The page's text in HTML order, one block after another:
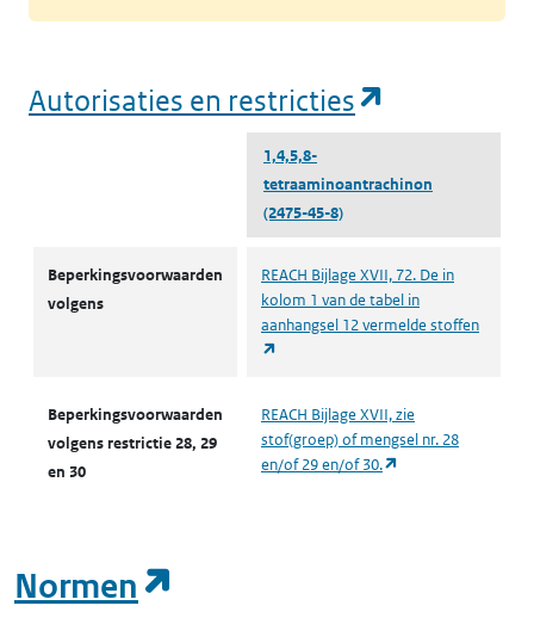
Autorisaties en restricties
1,4,5,8-
tetraaminoantrachinon
(2475-45-8)
Beperkingsvoorwaarden
volgens
REACH Bijlage XVII, 72. De in
kolom 1 van de tabel in
aanhangsel 12 vermelde stoffen
Beperkingsvoorwaarden
volgens restrictie 28, 29
en 30
REACH Bijlage XVII, zie
stof(groep) of mengsel nr. 28
en/of 29 en/of 30.
Normen